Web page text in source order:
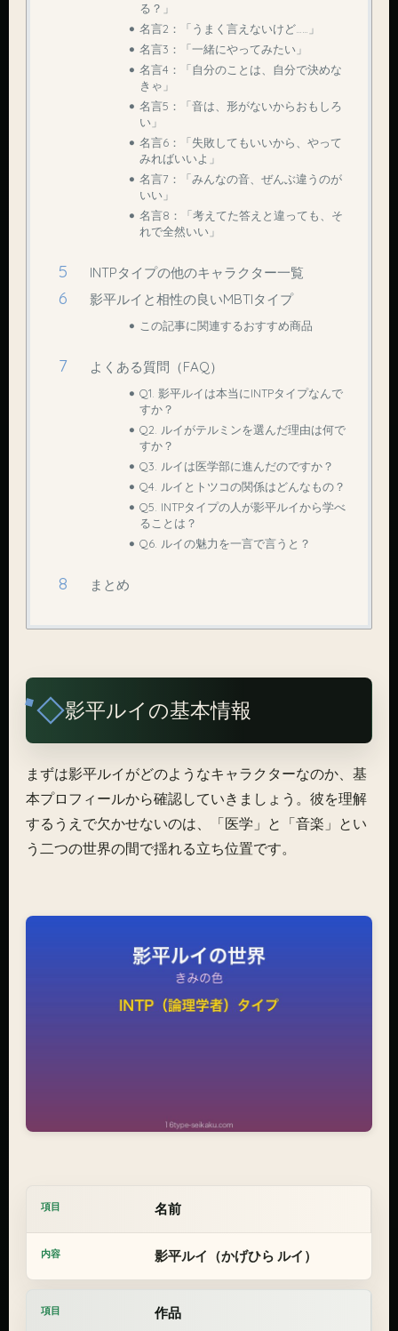
る？」
名言2：「うまく言えないけど……」
名言3：「一緒にやってみたい」
名言4：「自分のことは、自分で決めな
きゃ」
名言5：「音は、形がないからおもしろ
い」
名言6：「失敗してもいいから、やって
みればいいよ」
名言7：「みんなの音、ぜんぶ違うのが
いい」
名言8：「考えてた答えと違っても、そ
れで全然いい」
INTPタイプの他のキャラクター一覧
影平ルイと相性の良いMBTIタイプ
この記事に関連するおすすめ商品
よくある質問（FAQ）
Q1. 影平ルイは本当にINTPタイプなんで
すか？
Q2. ルイがテルミンを選んだ理由は何で
すか？
Q3. ルイは医学部に進んだのですか？
Q4. ルイとトツコの関係はどんなもの？
Q5. INTPタイプの人が影平ルイから学べ
ることは？
Q6. ルイの魅力を一言で言うと？
まとめ
影平ルイの基本情報
まずは影平ルイがどのようなキャラクターなのか、基
本プロフィールから確認していきましょう。彼を理解
するうえで欠かせないのは、「医学」と「音楽」とい
う二つの世界の間で揺れる立ち位置です。
名前
影平ルイ（かげひら ルイ）
作品